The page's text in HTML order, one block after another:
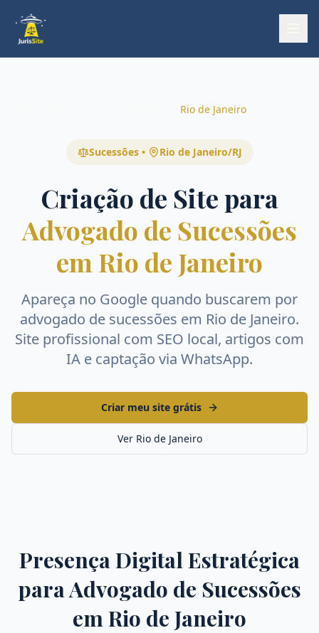
Rio de Janeiro
Sucessões • Rio de Janeiro/RJ
Criação de Site para
Advogado de Sucessões
em Rio de Janeiro
Apareça no Google quando buscarem por
advogado de sucessões em Rio de Janeiro.
Site profissional com SEO local, artigos com
IA e captação via WhatsApp.
Criar meu site grátis
Ver Rio de Janeiro
Presença Digital Estratégica
paraAdvogado de Sucessões
emRio de Janeiro